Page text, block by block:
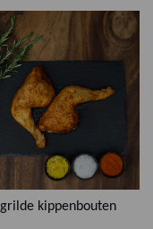
variaties.
Deze
optie
kan
gekozen
worden
op
kippenbouten